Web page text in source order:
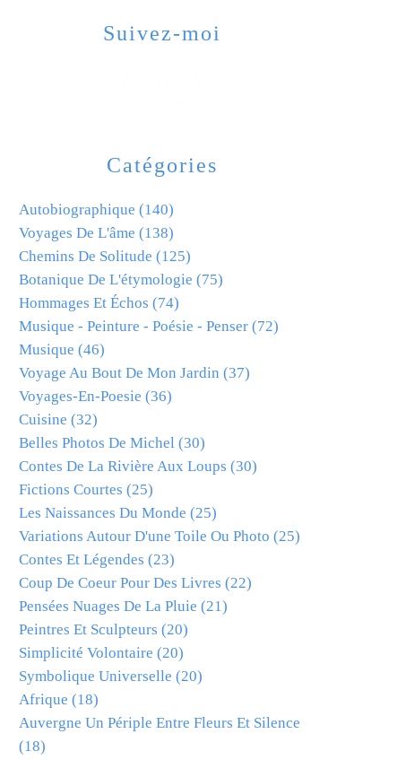
Catégories
Autobiographique (140)
Voyages De L'âme (138)
Chemins De Solitude (125)
Botanique De L'étymologie (75)
Hommages Et Échos (74)
Musique - Peinture - Poésie - Penser (72)
Musique (46)
Voyage Au Bout De Mon Jardin (37)
Voyages-En-Poesie (36)
Cuisine (32)
Belles Photos De Michel (30)
Contes De La Rivière Aux Loups (30)
Fictions Courtes (25)
Les Naissances Du Monde (25)
Variations Autour D'une Toile Ou Photo (25)
Contes Et Légendes (23)
Coup De Coeur Pour Des Livres (22)
Pensées Nuages De La Pluie (21)
Peintres Et Sculpteurs (20)
Simplicité Volontaire (20)
Symbolique Universelle (20)
Afrique (18)
Auvergne Un Périple Entre Fleurs Et Silence
(18)
Suivez-moi